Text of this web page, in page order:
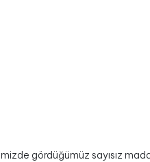
gördüğümüz sayısız